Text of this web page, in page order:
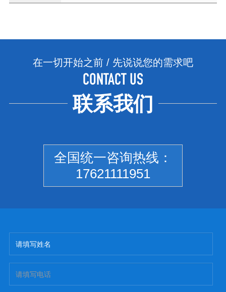
在一切开始之前 / 先说说您的需求吧
CONTACT US
联系我们
全国统一咨询热线：
17621111951